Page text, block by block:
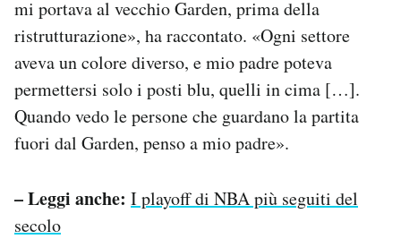
mi portava al vecchio Garden, prima della
ristrutturazione», ha raccontato. «Ogni settore
aveva un colore diverso, e mio padre poteva
permettersi solo i posti blu, quelli in cima […].
Quando vedo le persone che guardano la partita
fuori dal Garden, penso a mio padre».
– Leggi anche: I playoff di NBA più seguiti del
secolo